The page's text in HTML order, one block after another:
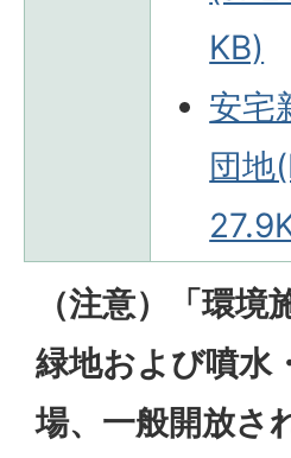
KB)
安宅
団地
（注意）「環境
緑地および噴水
場、一般開放さ